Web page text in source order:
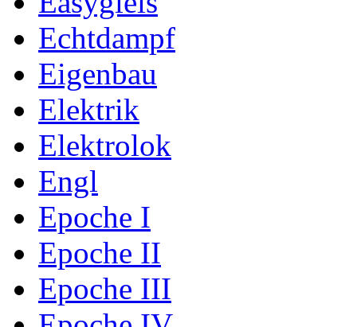
Echtdampf
Eigenbau
Elektrik
Elektrolok
Engl
Epoche I
Epoche II
Epoche III